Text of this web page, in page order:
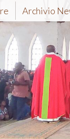
Archivio